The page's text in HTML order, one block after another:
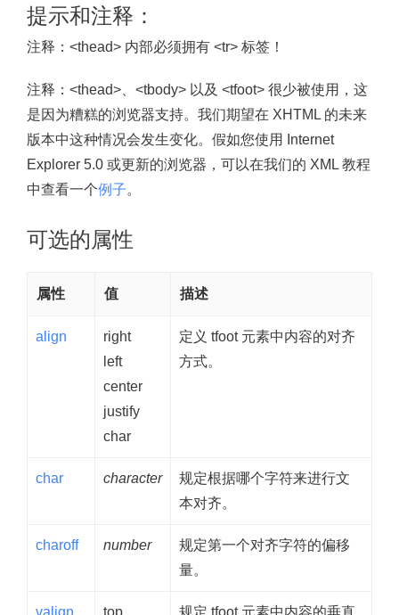
提示和注释：
注释： <thead> 内部必须拥有 <tr> 标签！
注释： <thead>、<tbody> 以及 <tfoot> 很少被使用，这
是因为糟糕的浏览器支持。我们期望在 XHTML 的未来
版本中这种情况会发生变化。假如您使用 Internet
Explorer 5.0 或更新的浏览器，可以在我们的 XML 教程
中查看一个例子。
可选的属性
属性 值 描述
align
right
left
center
justify
char
定义 tfoot 元素中内容的对齐
方式。
char character
规定根据哪个字符来进行文
本对齐。
charoff number
规定第一个对齐字符的偏移
量。
valign
top
规定 tfoot 元素中内容的垂直